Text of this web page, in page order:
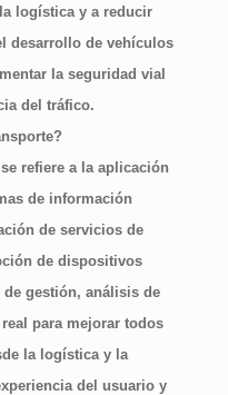
logística y a reducir
desarrollo de vehículos
la seguridad vial
del tráfico.
refiere a la aplicación
de información
de servicios de
de dispositivos
gestión, análisis de
para mejorar todos
la logística y la
del usuario y